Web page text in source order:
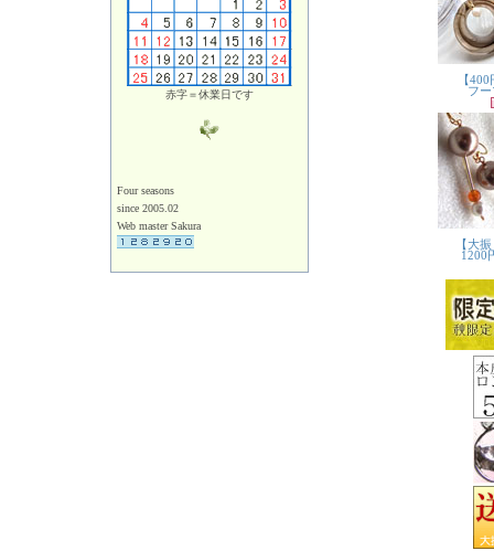
赤字＝休業日です
Four seasons
since 2005.02
Web master Sakura